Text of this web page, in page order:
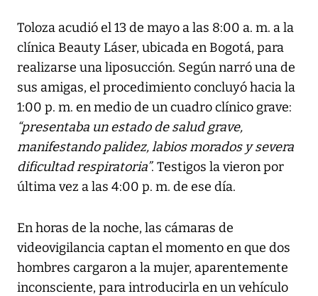
Toloza acudió el 13 de mayo a las 8:00 a. m. a la
clínica Beauty Láser, ubicada en Bogotá, para
realizarse una liposucción. Según narró una de
sus amigas, el procedimiento concluyó hacia la
1:00 p. m. en medio de un cuadro clínico grave:
“presentaba un estado de salud grave,
manifestando palidez, labios morados y severa
dificultad respiratoria”. Testigos la vieron por
última vez a las 4:00 p. m. de ese día.
En horas de la noche, las cámaras de
videovigilancia captan el momento en que dos
hombres cargaron a la mujer, aparentemente
inconsciente, para introducirla en un vehículo